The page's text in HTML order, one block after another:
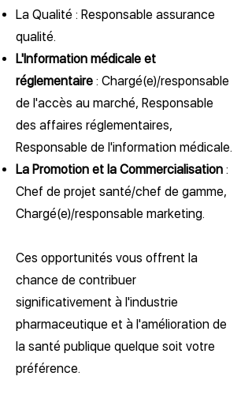
La Qualité : Responsable assurance
qualité.
L'Information médicale et
réglementaire : Chargé(e)/responsable
de l'accès au marché, Responsable
des affaires réglementaires,
Responsable de l'information médicale.
La Promotion et la Commercialisation :
Chef de projet santé/chef de gamme,
Chargé(e)/responsable marketing.
Ces opportunités vous offrent la
chance de contribuer
significativement à l'industrie
pharmaceutique et à l'amélioration de
la santé publique quelque soit votre
préférence.